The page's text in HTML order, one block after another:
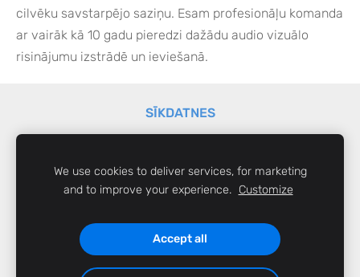
cilvēku savstarpējo saziņu. Esam profesionāļu komanda
ar vairāk kā 10 gadu pieredzi dažādu audio vizuālo
risinājumu izstrādē un ieviešanā.
SĪKDATNES
SensusLab SIA,sensus@sensuslab.lv© 2026
Liliju iela 20, Mārupe, LV-2167,
LV40103262104,6746 1400
We use cookies to deliver services, for marketing
and to improve your experience. Customize
Accept all